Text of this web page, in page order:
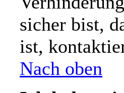
sicher bist,
ist,
Nach oben